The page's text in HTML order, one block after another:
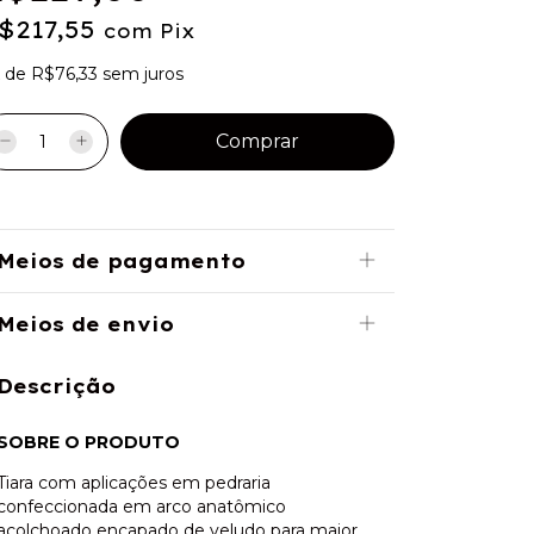
com Pix
de R$76,33 sem juros
de pagamento
de envio
O PRODUTO
com aplicações em pedraria
em arco anatômico